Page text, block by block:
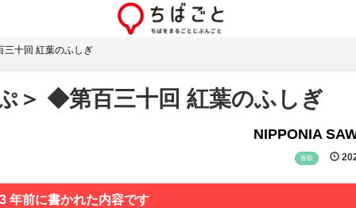
十回 紅葉のふしぎ
＞ ◆第百三十回 紅葉のふしぎ
NIPPONIA
香取
年前に書かれた内容です